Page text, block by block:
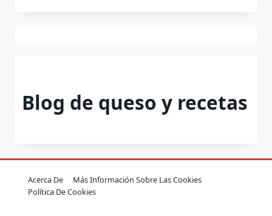
Blog de queso y recetas
Acerca De
Más Información Sobre Las Cookies
Política De Cookies